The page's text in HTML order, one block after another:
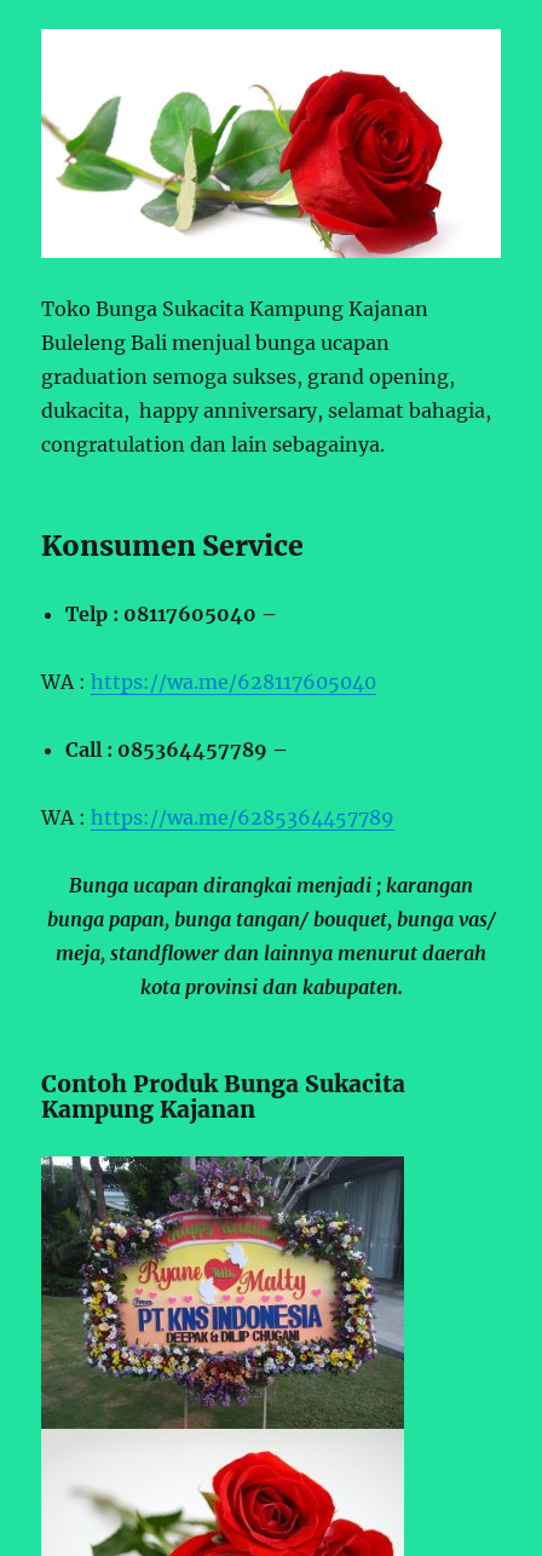
Toko Bunga Sukacita Kampung Kajanan
Buleleng Bali menjual bunga ucapan
graduation semoga sukses, grand opening,
dukacita, happy anniversary, selamat bahagia,
congratulation dan lain sebagainya.
Konsumen Service
Telp : 08117605040 –
WA :https://wa.me/628117605040
Call : 085364457789 –
WA :https://wa.me/6285364457789
Bunga ucapan dirangkai menjadi ; karangan
bunga papan, bunga tangan/ bouquet, bunga vas/
meja, standflower dan lainnya menurut daerah
kota provinsi dan kabupaten.
Contoh Produk Bunga Sukacita
Kampung Kajanan